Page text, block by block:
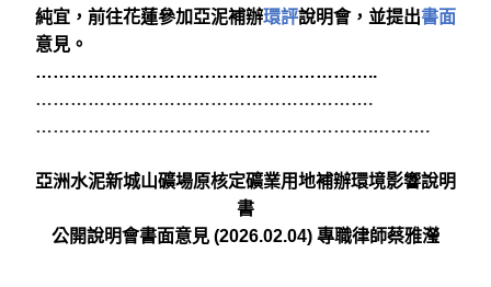
純宜，前往花蓮參加亞泥補辦環評說明會，並提出書面
意見。
…………………………………………………..
………………………………………………….
………………………………………………….……….
亞洲水泥新城山礦場原核定礦業用地補辦環境影響說明
書
公開說明會書面意見 (2026.02.04) 專職律師蔡雅瀅